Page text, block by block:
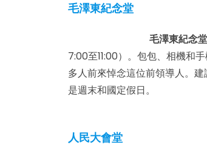
毛澤東紀念堂
毛澤東紀念堂
7:00至11:00）。包包、相機和
多人前來悼念這位前領導人。
是週末和國定假日。
人民大會堂